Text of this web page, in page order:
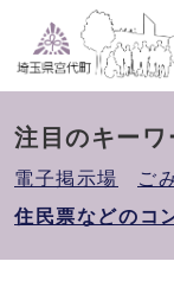
注目のキーワ
電子掲示場
ご
住民票などのコ